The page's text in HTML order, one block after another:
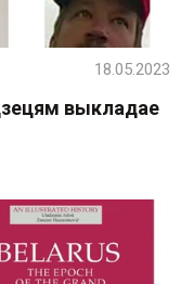
выкладае
18.05.2023